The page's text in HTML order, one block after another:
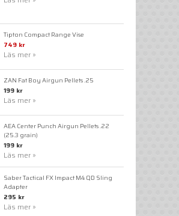
Tipton Compact Range Vise
749 kr
Läs mer »
ZAN Fat Boy Airgun Pellets .25
199 kr
Läs mer »
AEA Center Punch Airgun Pellets .22
(25.3 grain)
199 kr
Läs mer »
Saber Tactical FX Impact M4 QD Sling
Adapter
295 kr
Läs mer »